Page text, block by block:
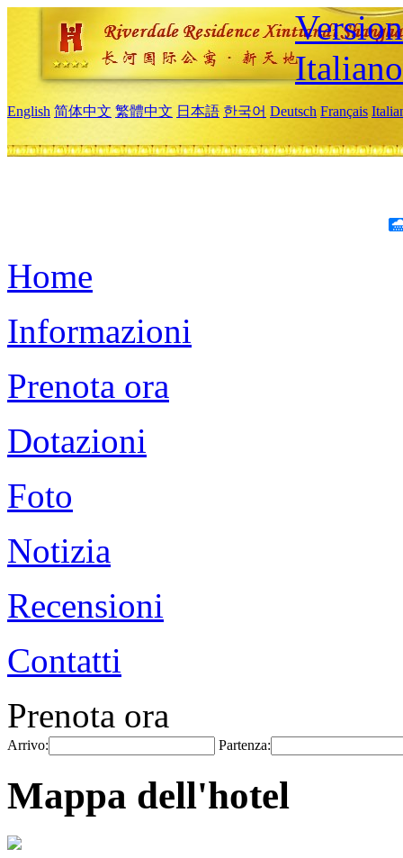
Italiano
English 简体中文 繁體中文 日本語 한국어 Deutsch Français
Home
Informazioni
Prenota ora
Dotazioni
Foto
Notizia
Recensioni
Contatti
Prenota ora
Arrivo: Partenza:
Mappa dell'hotel